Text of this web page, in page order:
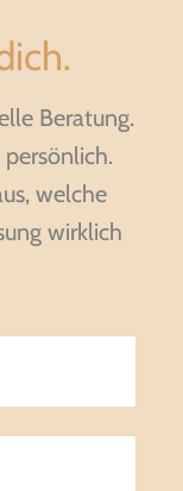
Beratung.
welche
wirklich